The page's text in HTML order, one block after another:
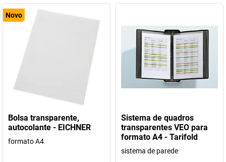
Novo
Bolsa transparente,
autocolante - EICHNER
formato A4
Sistema de quadros
transparentes VEO para
formato A4 - Tarifold
sistema de parede